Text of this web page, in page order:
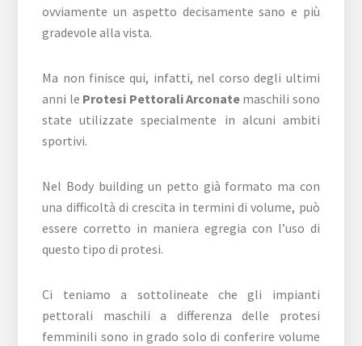
ovviamente un aspetto decisamente sano e più
gradevole alla vista.
Ma non finisce qui, infatti, nel corso degli ultimi
anni le Protesi Pettorali Arconatemaschili sono
state utilizzate specialmente in alcuni ambiti
sportivi.
Nel Body building un petto già formato ma con
una difficoltà di crescita in termini di volume, può
essere corretto in maniera egregia con l’uso di
questo tipo di protesi.
Ci teniamo a sottolineate che gli impianti
pettorali maschili a differenza delle protesi
femminili sono in grado solo di conferire volume